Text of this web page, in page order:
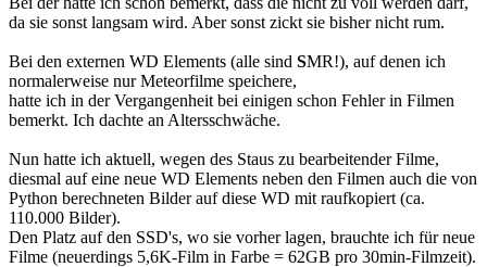
da sie sonst langsam wird. Aber sonst zickt sie bisher nicht rum.
Bei den externen WD Elements (alle sind SMR!), auf denen ich
normalerweise nur Meteorfilme speichere,
hatte ich in der Vergangenheit bei einigen schon Fehler in Filmen
bemerkt. Ich dachte an Altersschwäche.
Nun hatte ich aktuell, wegen des Staus zu bearbeitender Filme,
diesmal auf eine neue WD Elements neben den Filmen auch die von
Python berechneten Bilder auf diese WD mit raufkopiert (ca.
110.000 Bilder).
Den Platz auf den SSD's, wo sie vorher lagen, brauchte ich für neue
Filme (neuerdings 5,6K-Film in Farbe = 62GB pro 30min-Filmzeit).